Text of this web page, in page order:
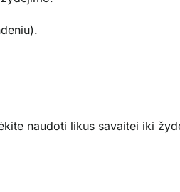
naudoti likus savaitei iki